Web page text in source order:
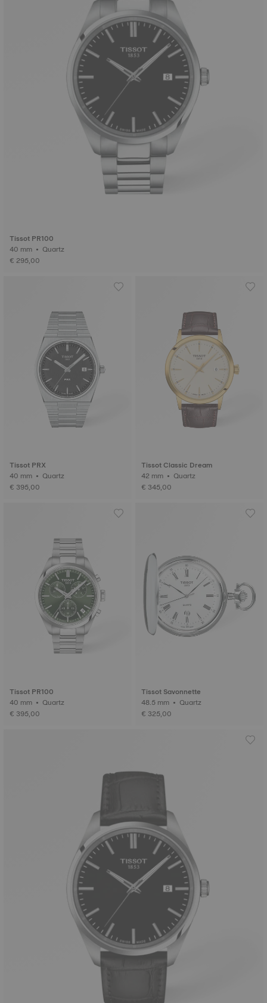
Tissot PR100
40 mm • Quartz
€ 295,00
Tissot PRX
40 mm • Quartz
€ 395,00
Tissot Classic Dream
42 mm • Quartz
€ 345,00
Tissot PR100
40 mm • Quartz
€ 395,00
Tissot Savonnette
48.5 mm • Quartz
€ 325,00